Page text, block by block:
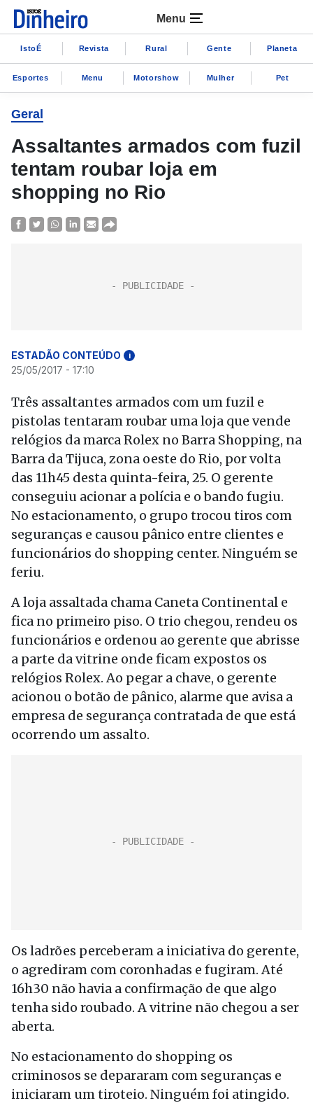
Menu
IstoÉ Revista Rural Gente Planeta
Esportes Menu Motorshow Mulher Pet
Geral
Assaltantes armados com fuzil
tentam roubar loja em
shopping no Rio
ESTADÃO CONTEÚDO i
25/05/2017 - 17:10
Três assaltantes armados com um fuzil e
pistolas tentaram roubar uma loja que vende
relógios da marca Rolex no Barra Shopping, na
Barra da Tijuca, zona oeste do Rio, por volta
das 11h45 desta quinta-feira, 25. O gerente
conseguiu acionar a polícia e o bando fugiu.
No estacionamento, o grupo trocou tiros com
seguranças e causou pânico entre clientes e
funcionários do shopping center. Ninguém se
feriu.
A loja assaltada chama Caneta Continental e
fica no primeiro piso. O trio chegou, rendeu os
funcionários e ordenou ao gerente que abrisse
a parte da vitrine onde ficam expostos os
relógios Rolex. Ao pegar a chave, o gerente
acionou o botão de pânico, alarme que avisa a
empresa de segurança contratada de que está
ocorrendo um assalto.
Os ladrões perceberam a iniciativa do gerente,
o agrediram com coronhadas e fugiram. Até
16h30 não havia a confirmação de que algo
tenha sido roubado. A vitrine não chegou a ser
aberta.
No estacionamento do shopping os
criminosos se depararam com seguranças e
iniciaram um tiroteio. Ninguém foi atingido.